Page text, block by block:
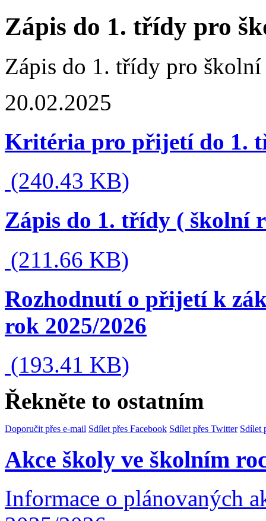
Zápis do 1. třídy pro
Zápis do 1. třídy pro
20.02.2025
Kritéria pro přijetí do 1.
(240.43 KB)
Zápis do 1. třídy ( školní
(211.66 KB)
Rozhodnutí o přijetí k
rok 2025/2026
(193.41 KB)
Řekněte to ostatním
Doporučit přes e-mail Sdílet přes Facebook Sdílet přes Twitter Sdílet
Akce školy ve školním
Informace o plánovaných